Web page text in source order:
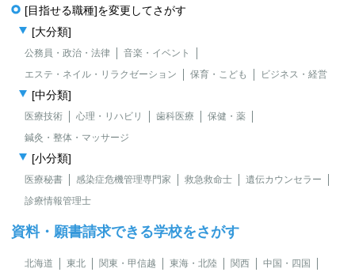
[目指せる職種]を変更してさがす
[大分類]
公務員・政治・法律
音楽・イベント
エステ・ネイル・リラクゼーション
保育・こども ビジネス・経営
[中分類]
医療技術 心理・リハビリ 歯科医療
保健・薬
鍼灸・整体・マッサージ
[小分類]
医療秘書 感染症危機管理専門家 救急救命士
遺伝カウンセラー
診療情報管理士
資料・願書請求できる学校をさがす
北海道 東北 関東・甲信越 東海・北陸 関西
中国・四国